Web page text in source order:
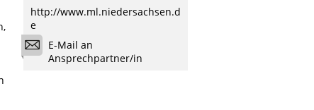
http://www.ml.niedersachsen.d
e
E-Mail an
Ansprechpartner/in